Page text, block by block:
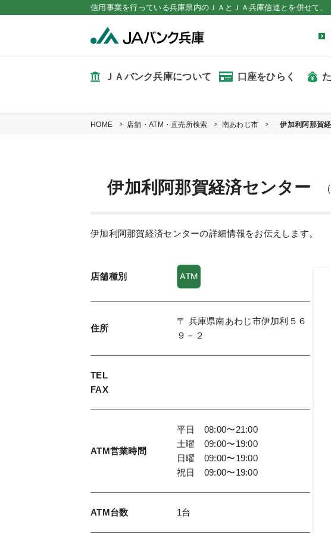
信用事業を行っている兵庫県内のＪＡとＪＡ兵庫信連とを併せて、
ＪＡバンク兵庫について 口座をひらく
HOME 店舗・ATM・直売所検索 南あわじ市 伊加利阿那賀
伊加利阿那賀経済センター
伊加利阿那賀経済センターの詳細情報をお伝えします。
店舗種別
住所
〒 兵庫県南あわじ市伊加利５６
９－２
TEL
FAX
ATM営業時間
平日 08:00〜21:00
土曜 09:00〜19:00
日曜 09:00〜19:00
祝日 09:00〜19:00
ATM台数 1台